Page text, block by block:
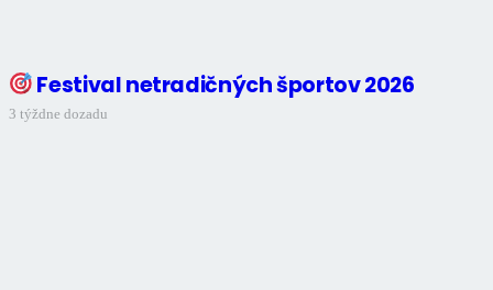
Festival netradičných športov 2026
3 týždne dozadu